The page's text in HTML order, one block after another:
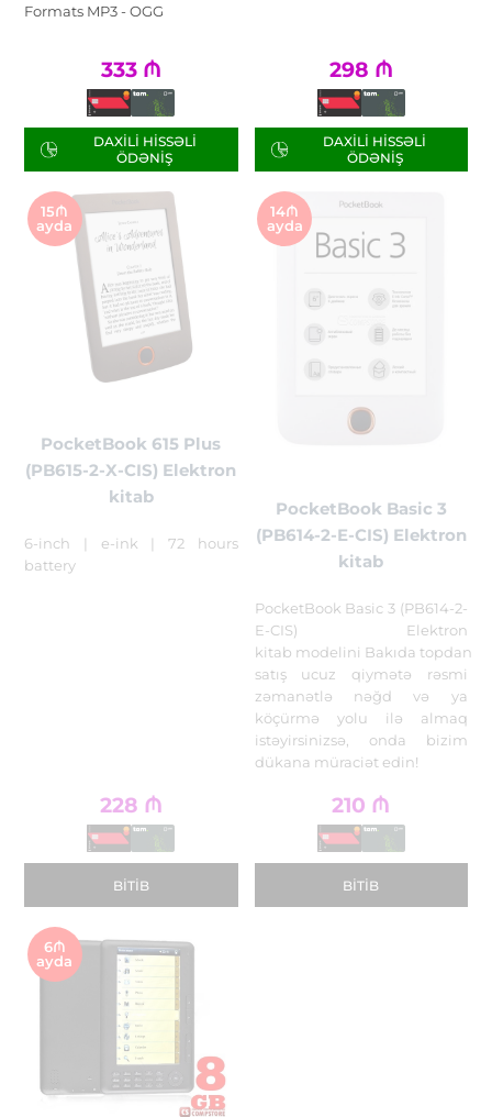
Formats MP3 - OGG
333 ₼
DAXILI HISSƏLI
ÖDƏNIŞ
298 ₼
DAXILI HISSƏLI
ÖDƏNIŞ
15₼
ayda
PocketBook 615 Plus
(PB615-2-X-CIS) Elektron
kitab
6-inch | e-ink | 72 hours
battery
228 ₼
BITIB
14₼
ayda
PocketBook Basic 3
(PB614-2-E-CIS) Elektron
kitab
PocketBook Basic 3 (PB614-2-
E-CIS) Elektron
kitab modelini Bakıda topdan
satış ucuz qiymətə rəsmi
zəmanətlə nəğd və ya
köçürmə yolu ilə almaq
istəyirsinizsə, onda bizim
dükana müraciət edin!
210 ₼
BITIB
6₼
ayda